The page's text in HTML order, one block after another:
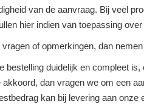
van de aanvraag. Bij veel
hier indien van toepassing
vragen of opmerkingen, dan
bestelling duidelijk en compleet
akkoord, dan vragen we om een
kan bij levering aan onze